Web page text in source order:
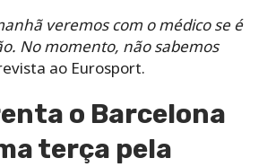
veremos com o médico se é
No momento, não sabemos
ao Eurosport.
o Barcelona
terça pela